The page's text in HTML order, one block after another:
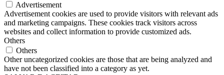
Advertisement
Advertisement cookies are used to provide visitors with relevant ads
and marketing campaigns. These cookies track visitors across
websites and collect information to provide customized ads.
Others
Others
Other uncategorized cookies are those that are being analyzed and
have not been classified into a category as yet.